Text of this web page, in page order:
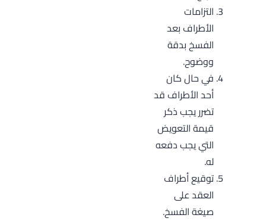
التزامات
الأطراف بعد
الفسخ بدقة
ووضوح.
في حال كان
أحد الأطراف قد
تضرر يجب ذكر
قيمة التعويض
التي يجب دفعه
له.
توقيع أطراف
العقد على
صيغة الفسخ.